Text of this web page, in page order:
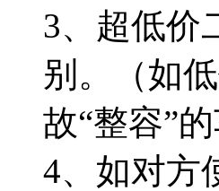
3、超低价
别。（如
故“整容”的
4、如对方